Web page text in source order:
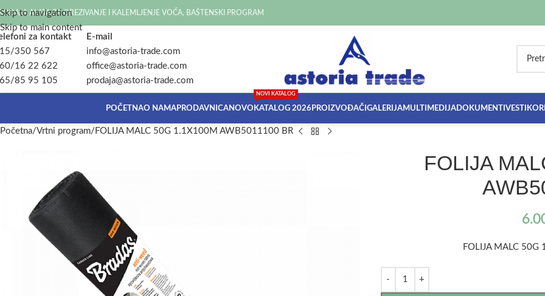
Skip to navigation
Skip to main content
ALATA ZA OREZIVANJE I KALEMLJENJE VOĆA, BAŠTENSKI PROGRAM
za kontakt
350 567
16 22 622
85 95 105
E-mail
info@astoria-trade.com
office@astoria-trade.com
prodaja@astoria-trade.com
POČETNAO NAMAPRODAVNICANOVO KATALOG 2026
NOVI KATALOG
PROIZVOĐAČI GALERIJAMULTIMEDIJADOKUMENTI VESTI
Početna Vrtni program FOLIJA MALC 50G 1.1X100M AWB5011100 BR
FOLIJA
FOLIJA MALC